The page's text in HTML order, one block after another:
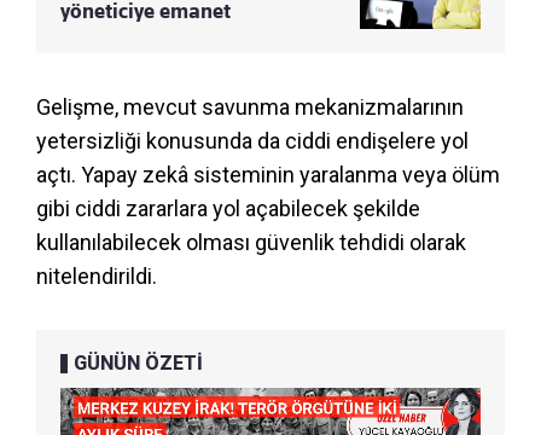
yöneticiye emanet
Gelişme, mevcut savunma mekanizmalarının
yetersizliği konusunda da ciddi endişelere yol
açtı. Yapay zekâ sisteminin yaralanma veya ölüm
gibi ciddi zararlara yol açabilecek şekilde
kullanılabilecek olması güvenlik tehdidi olarak
nitelendirildi.
GÜNÜN ÖZETİ